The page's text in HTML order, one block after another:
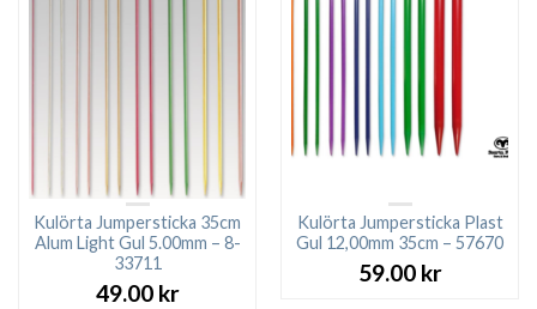
Kulörta Jumpersticka 35cm
Alum Light Gul 5.00mm – 8-
33711
49.00 kr
Kulörta Jumpersticka Plast
Gul 12,00mm 35cm – 57670
59.00 kr